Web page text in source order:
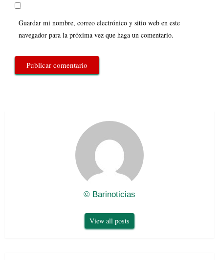
Guardar mi nombre, correo electrónico y sitio web en este
navegador para la próxima vez que haga un comentario.
© Barinoticias
View all posts